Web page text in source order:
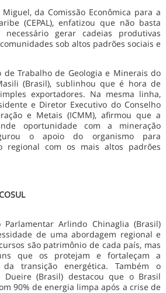
da Comissão Econômica para a
(CEPAL), enfatizou que não basta
gerar cadeias produtivas
sob altos padrões sociais e
Trabalho de Geologia e Minerais do
(Brasil), sublinhou que é hora de
exportadores. Na mesma linha,
e Diretor Executivo do Conselho
e Metais (ICMM), afirmou que a
oportunidade com a mineração
o apoio do organismo para
regional com os mais altos padrões
Arlindo Chinaglia (Brasil)
de uma abordagem regional e
são patrimônio de cada país, mas
que os protejam e fortaleçam a
transição energética. Também o
Dueire (Brasil) destacou que o Brasil
90% de energia limpa após a crise de